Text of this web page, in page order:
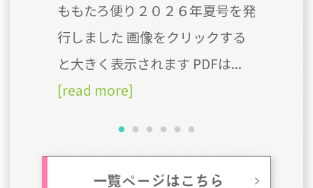
ももたろ便り２０２６年夏号を発
行しました 画像をクリックする
と大きく表示されます PDFは...
[read more]
一覧ページはこちら